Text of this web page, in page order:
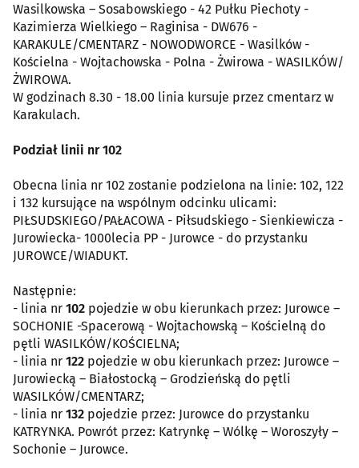
Wasilkowska – Sosabowskiego - 42 Pułku Piechoty -
Kazimierza Wielkiego – Raginisa - DW676 -
KARAKULE/CMENTARZ - NOWODWORCE - Wasilków -
Kościelna - Wojtachowska - Polna - Żwirowa - WASILKÓW/
ŻWIROWA.
W godzinach 8.30 - 18.00 linia kursuje przez cmentarz w
Karakulach.
Podział linii nr 102
Obecna linia nr 102 zostanie podzielona na linie: 102, 122
i 132 kursujące na wspólnym odcinku ulicami:
PIŁSUDSKIEGO/PAŁACOWA - Piłsudskiego - Sienkiewicza -
Jurowiecka- 1000lecia PP - Jurowce - do przystanku
JUROWCE/WIADUKT.
Następnie:
- linia nr 102 pojedzie w obu kierunkach przez: Jurowce –
SOCHONIE -Spacerową - Wojtachowską – Kościelną do
pętli WASILKÓW/KOŚCIELNA;
- linia nr 122 pojedzie w obu kierunkach przez: Jurowce –
Jurowiecką – Białostocką – Grodzieńską do pętli
WASILKÓW/CMENTARZ;
- linia nr 132 pojedzie przez: Jurowce do przystanku
KATRYNKA. Powrót przez: Katrynkę – Wólkę – Woroszyły –
Sochonie – Jurowce.